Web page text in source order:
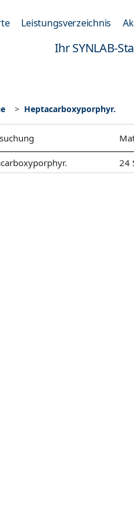
Leistungsverzeichnis
Ihr SYNLAB-
Heptacarboxyporphyr.
24